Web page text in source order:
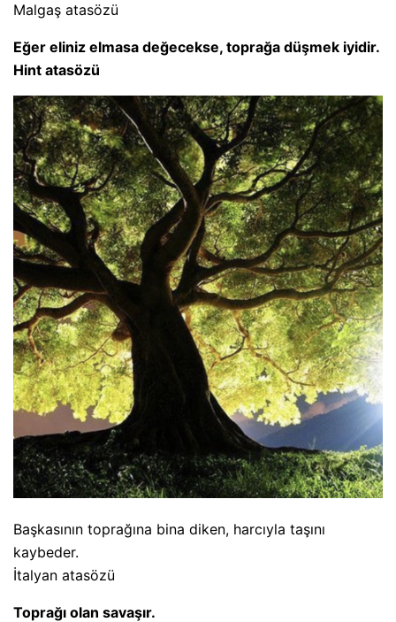
Malgaş atasözü
Eğer eliniz elmasa değecekse, toprağa düşmek iyidir.
Hint atasözü
Başkasının toprağına bina diken, harcıyla taşını
kaybeder.
İtalyan atasözü
Toprağı olan savaşır.